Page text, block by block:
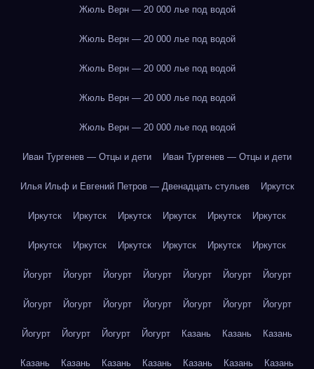
Жюль Верн — 20 000 лье под водой
Жюль Верн — 20 000 лье под водой
Жюль Верн — 20 000 лье под водой
Жюль Верн — 20 000 лье под водой
Жюль Верн — 20 000 лье под водой
Иван Тургенев — Отцы и дети Иван Тургенев — Отцы и дети
Илья Ильф и Евгений Петров — Двенадцать стульев Иркутск
Иркутск Иркутск Иркутск Иркутск Иркутск Иркутск
Иркутск Иркутск Иркутск Иркутск Иркутск Иркутск
Йогурт Йогурт Йогурт Йогурт Йогурт Йогурт Йогурт
Йогурт Йогурт Йогурт Йогурт Йогурт Йогурт Йогурт
Йогурт Йогурт Йогурт Йогурт Казань Казань Казань
Казань Казань Казань Казань Казань Казань Казань